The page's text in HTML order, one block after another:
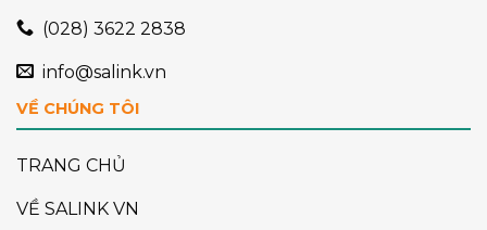
(028) 3622 2838
info@salink.vn
VỀ CHÚNG TÔI
TRANG CHỦ
VỀ SALINK VN